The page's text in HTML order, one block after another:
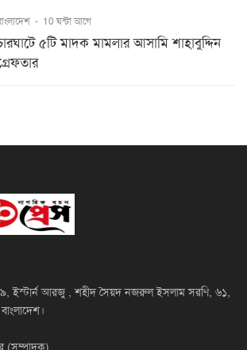
- 10 ঘন্টা আগে
৫টি মাদক মামলার আসামি শাহাবুদ্দিন
ইস্টার্ন আরজু , শহীদ সৈয়দ নজরুল ইসলাম সরণি, ৬১,
(সম্পাদক)